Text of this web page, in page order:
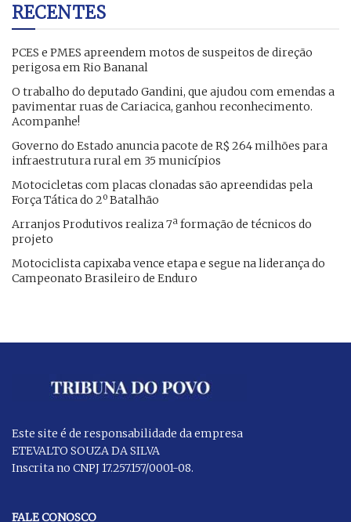
RECENTES
PCES e PMES apreendem motos de suspeitos de direção
perigosa em Rio Bananal
O trabalho do deputado Gandini, que ajudou com emendas a
pavimentar ruas de Cariacica, ganhou reconhecimento.
Acompanhe!
Governo do Estado anuncia pacote de R$ 264 milhões para
infraestrutura rural em 35 municípios
Motocicletas com placas clonadas são apreendidas pela
Força Tática do 2º Batalhão
Arranjos Produtivos realiza 7ª formação de técnicos do
projeto
Motociclista capixaba vence etapa e segue na liderança do
Campeonato Brasileiro de Enduro
Este site é de responsabilidade da empresa
ETEVALTO SOUZA DA SILVA
Inscrita no CNPJ 17.257.157/0001-08.
FALE CONOSCO